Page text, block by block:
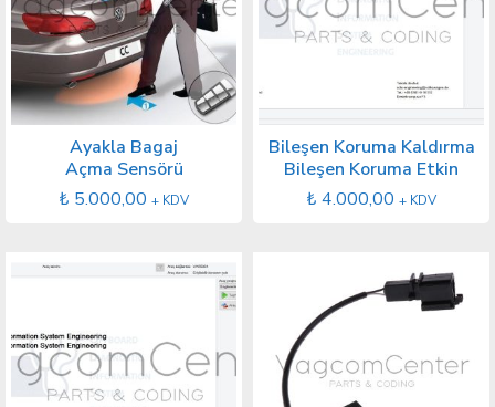
Ayakla Bagaj
Açma Sensörü
₺ 5.000,00 + KDV
Bileşen Koruma Kaldırma
Bileşen Koruma Etkin
₺ 4.000,00 + KDV